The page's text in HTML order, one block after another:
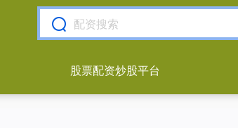
股票配资炒股平台